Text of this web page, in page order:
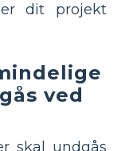
dit projekt
ved
skal undgås